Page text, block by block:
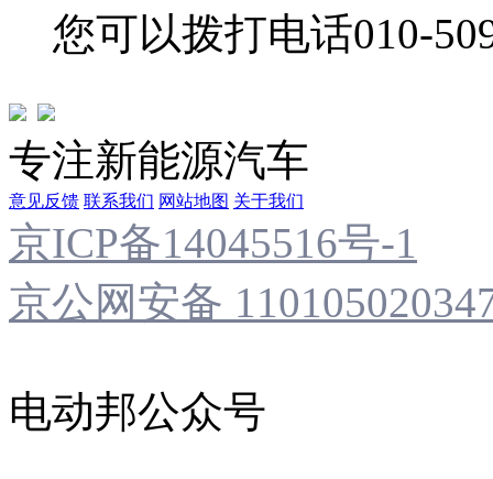
您可以拨打电话010-
专注新能源汽车
意见反馈 联系我们 网站地图 关于我们
京ICP备14045516号-1
京公网安备
电动邦公众号